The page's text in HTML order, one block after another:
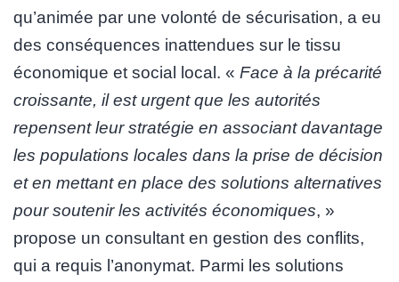
qu’animée par une volonté de sécurisation, a eu
des conséquences inattendues sur le tissu
économique et social local. « Face à la précarité
croissante, il est urgent que les autorités
repensent leur stratégie en associant davantage
les populations locales dans la prise de décision
et en mettant en place des solutions alternatives
pour soutenir les activités économiques, »
propose un consultant en gestion des conflits,
qui a requis l’anonymat. Parmi les solutions